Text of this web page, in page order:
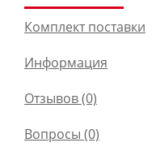
Комплект поставки
Информация
Отзывов (0)
Вопросы (0)